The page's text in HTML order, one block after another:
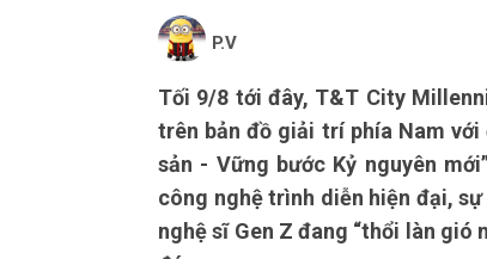
P.V
Tối 9/8 tới đây, T&T City
trên bản đồ giải trí phía Nam với
sản - Vững bước Kỷ nguyên
công nghệ trình diễn hiện đại,
nghệ sĩ Gen Z đang “thổi làn